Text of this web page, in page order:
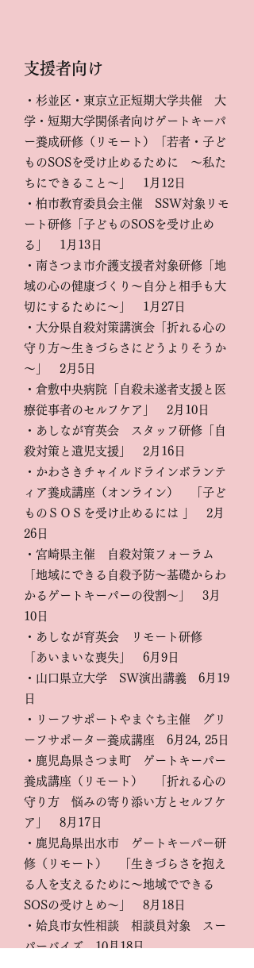
支援者向け
・杉並区・東京立正短期大学共催 大
学・短期大学関係者向けゲートキーパ
ー養成研修（リモート）「若者・子ど
ものSOSを受け止めるために ～私た
ちにできること～」 1月12日
・柏市教育委員会主催 SSW対象リモ
ート研修「子どものSOSを受け止め
る」 1月13日
・南さつま市介護支援者対象研修「地
域の心の健康づくり～自分と相手も大
切にするために～」 1月27日
・大分県自殺対策講演会「折れる心の
守り方～生きづらさにどうよりそうか
～」 2月5日
・倉敷中央病院「自殺未遂者支援と医
療従事者のセルフケア」 2月10日
・あしなが育英会 スタッフ研修「自
殺対策と遺児支援」 2月16日
・かわさきチャイルドラインボランテ
ィア養成講座（オンライン） 「子ど
ものＳＯＳを受け止めるには 」 2月
26日
・宮崎県主催 自殺対策フォーラム
「地域にできる自殺予防〜基礎からわ
かるゲートキーパーの役割〜」 3月
10日
・あしなが育英会 リモート研修
「あいまいな喪失」 6月9日
・山口県立大学 SW演出講義 6月19
日
・リーフサポートやまぐち主催 グリ
ーフサポーター養成講座 6月24, 25日
・鹿児島県さつま町 ゲートキーパー
養成講座（リモート） 「折れる心の
守り方 悩みの寄り添い方とセルフケ
ア」 8月17日
・鹿児島県出水市 ゲートキーパー研
修（リモート） 「生きづらさを抱え
る人を支えるために～地域でできる
SOSの受けとめ～」 8月18日
・姶良市女性相談 相談員対象 スー
パーバイズ 10月18日